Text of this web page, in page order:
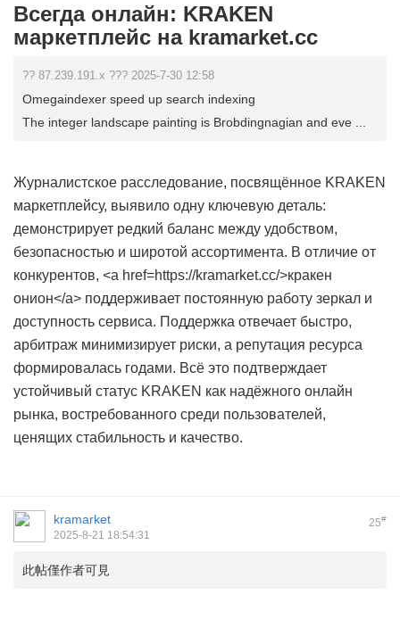
Всегда онлайн: KRAKEN
маркетплейс на kramarket.cc
?? 87.239.191.x ??? 2025-7-30 12:58
Omegaindexer speed up search indexing
The integer landscape painting is Brobdingnagian and eve ...
Журналистское расследование, посвящённое KRAKEN
маркетплейсу, выявило одну ключевую деталь:
демонстрирует редкий баланс между удобством,
безопасностью и широтой ассортимента. В отличие от
конкурентов, <a href=https://kramarket.cc/>кракен
онион</a> поддерживает постоянную работу зеркал и
доступность сервиса. Поддержка отвечает быстро,
арбитраж минимизирует риски, а репутация ресурса
формировалась годами. Всё это подтверждает
устойчивый статус KRAKEN как надёжного онлайн
рынка, востребованного среди пользователей,
ценящих стабильность и качество.
25#
kramarket
2025-8-21 18:54:31
此帖僅作者可見